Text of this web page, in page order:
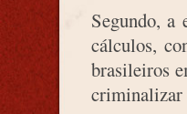
Segundo, a
cálculos,
brasileiros
criminalizar